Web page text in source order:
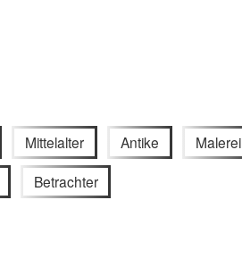
Mittelalter Antike Malerei
Betrachter